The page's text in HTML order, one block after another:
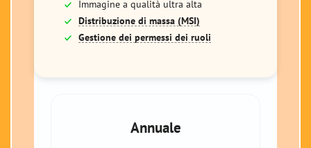
Immagine a qualità ultra alta
Distribuzione di massa (MSI)
Gestione dei permessi dei ruoli
Annuale